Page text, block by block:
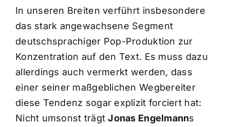
In unseren Breiten verführt insbesondere
das stark angewachsene Segment
deutschsprachiger Pop-Produktion zur
Konzentration auf den Text. Es muss dazu
allerdings auch vermerkt werden, dass
einer seiner maßgeblichen Wegbereiter
diese Tendenz sogar explizit forciert hat:
Nicht umsonst trägtJonas Engelmanns